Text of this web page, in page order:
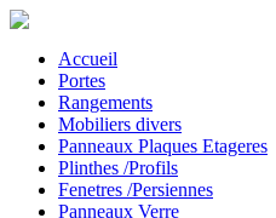
Accueil
Portes
Rangements
Mobiliers divers
Panneaux Plaques Etageres
Plinthes /Profils
Fenetres /Persiennes
Panneaux Verre